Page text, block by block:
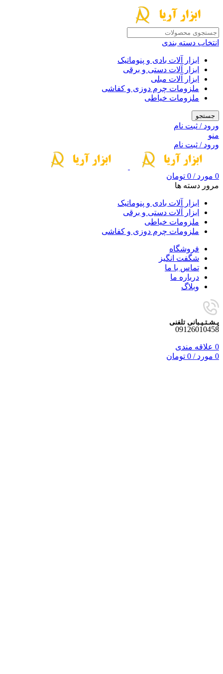
انتخاب دسته بندی
ابزار آلات بادی و پنوماتیک
ابزار آلات دستی و برقی
ابزار آلات مبلی
ملزومات چرم دوزی و کفاشی
ملزومات خیاطی
جستجو
ورود / ثبت نام
منو
ورود / ثبت نام
0 مورد /
0 تومان
مرور دسته ها
ابزار آلات بادی و پنوماتیک
ابزار آلات دستی و برقی
ملزومات خیاطی
ملزومات چرم دوزی و کفاشی
فروشگاه
شگفت انگیز
تماس با ما
درباره ما
وبلاگ
پـشـتـیـبانی تلفنی
09126010458
0 علاقه مندی
0 مورد /
0 تومان